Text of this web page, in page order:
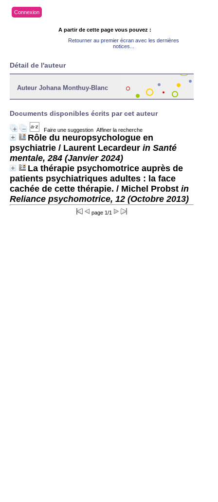
Connexion
A partir de cette page vous pouvez :
Retourner au premier écran avec les dernières
notices...
Détail de l'auteur
Auteur Johana Monthuy-Blanc
Documents disponibles écrits par cet auteur
Faire une suggestion Affiner la recherche
Rôle du neuropsychologue en
psychiatrie / Laurent Lecardeur in Santé
mentale, 284 (Janvier 2024)
La thérapie psychomotrice auprès de
patients psychiatriques adultes : la face
cachée de cette thérapie. / Michel Probst in
Reliance psychomotrice, 12 (Octobre 2013)
page 1/1